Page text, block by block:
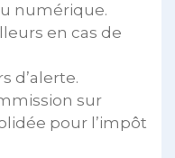
numérique.
en cas de
d’alerte.
sur
pour l’impôt